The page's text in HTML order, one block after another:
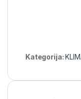
Kategorija: